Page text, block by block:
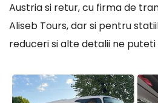
Austria si retur, cu firma de
Aliseb Tours, dar si pentru
reduceri si alte detalii ne